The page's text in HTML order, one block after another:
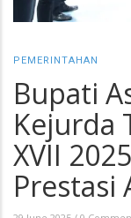
PEMERINTAHAN
Bupati
Kejurda
XVII
Prestasi